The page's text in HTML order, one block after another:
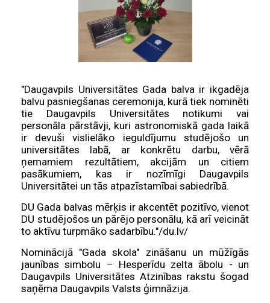
"Daugavpils Universitātes Gada balva ir ikgadēja
balvu pasniegšanas ceremonija, kurā tiek nominēti
tie Daugavpils Universitātes notikumi vai
personāla pārstāvji, kuri astronomiskā gada laikā
ir devuši vislielāko ieguldījumu studējošo un
universitātes labā, ar konkrētu darbu, vērā
ņemamiem rezultātiem, akcijām un citiem
pasākumiem, kas ir nozīmīgi Daugavpils
Universitātei un tās atpazīstamībai sabiedrībā.
DU Gada balvas mērķis ir akcentēt pozitīvo, vienot
DU studējošos un pārējo personālu, kā arī veicināt
to aktīvu turpmāko sadarbību."/du.lv/
Nominācijā "Gada skola" zināšanu un mūžīgās
jaunības simbolu – Hesperīdu zelta ābolu - un
Daugavpils Universitātes Atzinības rakstu šogad
saņēma Daugavpils Valsts ģimnāzija.